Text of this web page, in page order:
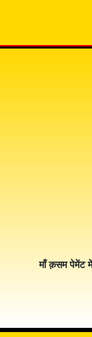
माँ क़सम पेमेंट